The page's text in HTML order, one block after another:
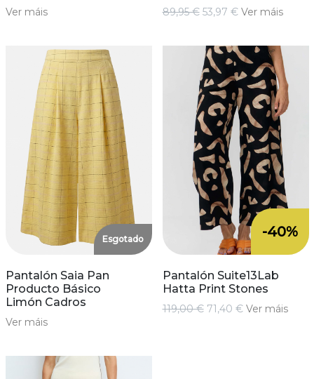
Ver máis 89,95 € 53,97 € Ver máis
Esgotado
Pantalón Saia Pan
Producto Básico
Limón Cadros
Ver máis
-40%
Pantalón Suite13Lab
Hatta Print Stones
119,00 € 71,40 € Ver máis